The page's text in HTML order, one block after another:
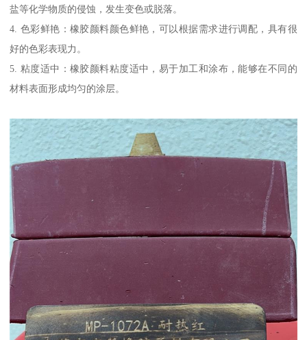
盐等化学物质的侵蚀，发生变色或脱落。
4. 色彩鲜艳：橡胶颜料颜色鲜艳，可以根据需求进行调配，具有很
好的色彩表现力。
5. 粘度适中：橡胶颜料粘度适中，易于加工和涂布，能够在不同的
材料表面形成均匀的涂层。